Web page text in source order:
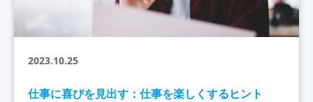
2023.10.25
仕事に喜びを見出す：仕事を楽しくするヒント